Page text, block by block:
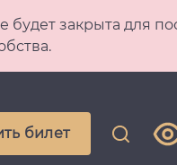
будет закрыта для
билет